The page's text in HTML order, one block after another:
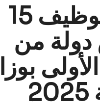
مباراة توظيف 15
من